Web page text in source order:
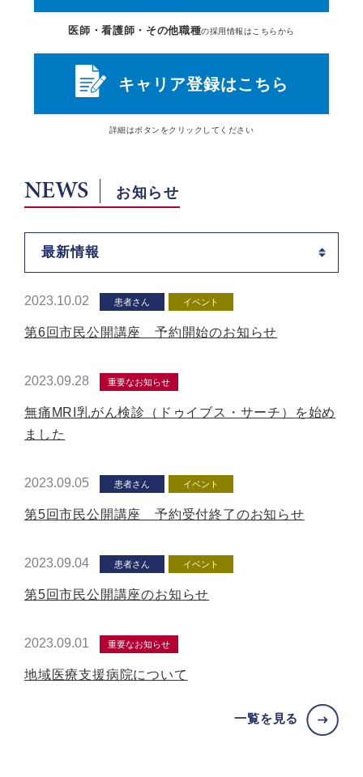
医師・看護師・その他職種の採用情報はこちらから
キャリア登録はこちら
詳細はボタン をクリックしてください
NEWS お知らせ
最新情報
2023.10.02 患者さん イベント
第6回市民公開講座 予約開始のお知らせ
2023.09.28 重要なお知らせ
無痛MRI乳がん検診（ドゥイブス・サーチ）を始め
ました
2023.09.05 患者さん イベント
第5回市民公開講座 予約受付終了のお知らせ
2023.09.04 患者さん イベント
第5回市民公開講座のお知らせ
2023.09.01 重要なお知らせ
地域医療支援病院について
一覧を見る